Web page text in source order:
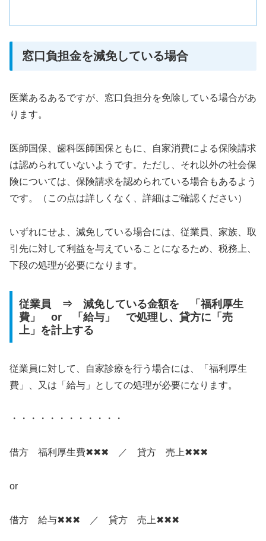
窓口負担金を減免している場合
医業あるあるですが、窓口負担分を免除している場合があ
ります。
医師国保、歯科医師国保ともに、自家消費による保険請求
は認められていないようです。ただし、それ以外の社会保
険については、保険請求を認められている場合もあるよう
です。（この点は詳しくなく、詳細はご確認ください）
いずれにせよ、減免している場合には、従業員、家族、取
引先に対して利益を与えていることになるため、税務上、
下段の処理が必要になります。
従業員 ⇒ 減免している金額を 「福利厚生
費」 or 「給与」 で処理し、貸方に「売
上」を計上する
従業員に対して、自家診療を行う場合には、「福利厚生
費」、又は「給与」としての処理が必要になります。
・・・・・・・・・・・・
借方 福利厚生費✖✖✖ ／ 貸方 売上✖✖✖
or
借方 給与✖✖✖ ／ 貸方 売上✖✖✖